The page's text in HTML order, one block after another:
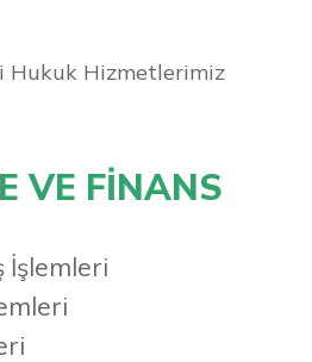
VE FİNANS
İşlemleri